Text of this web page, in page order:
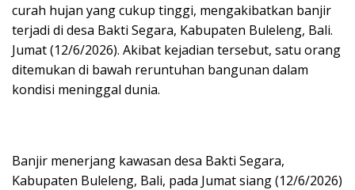
curah hujan yang cukup tinggi, mengakibatkan banjir
terjadi di desa Bakti Segara, Kabupaten Buleleng, Bali.
Jumat (12/6/2026). Akibat kejadian tersebut, satu orang
ditemukan di bawah reruntuhan bangunan dalam
kondisi meninggal dunia.
Banjir menerjang kawasan desa Bakti Segara,
Kabupaten Buleleng, Bali, pada Jumat siang (12/6/2026)